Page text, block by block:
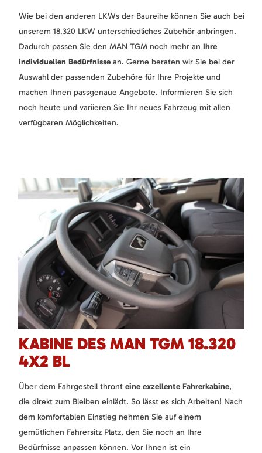
Wie bei den anderen LKWs der Baureihe können Sie auch bei
unserem 18.320 LKW unterschiedliches Zubehör anbringen.
Dadurch passen Sie den MAN TGM noch mehr an Ihre
individuellen Bedürfnissean. Gerne beraten wir Sie bei der
Auswahl der passenden Zubehöre für Ihre Projekte und
machen Ihnen passgenaue Angebote. Informieren Sie sich
noch heute und variieren Sie Ihr neues Fahrzeug mit allen
verfügbaren Möglichkeiten.
KABINE DES MAN TGM 18.320
4X2 BL
Über dem Fahrgestell thront eine exzellente Fahrerkabine,
die direkt zum Bleiben einlädt. So lässt es sich Arbeiten! Nach
dem komfortablen Einstieg nehmen Sie auf einem
gemütlichen Fahrersitz Platz, den Sie noch an Ihre
Bedürfnisse anpassen können. Vor Ihnen ist ein